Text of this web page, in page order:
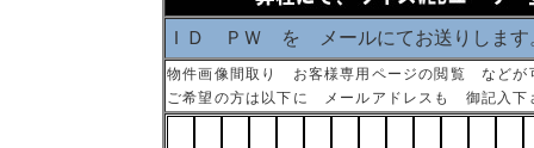
ＩＤ ＰＷ を メールにてお送りします
物件画像間取り お客様専用ページの閲覧 などが
ご希望の方は以下に メールアドレスも 御記入下